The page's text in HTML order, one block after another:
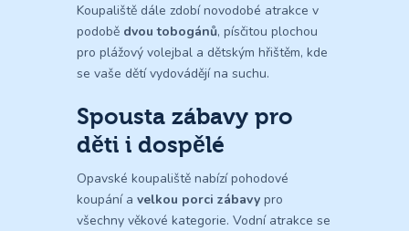
Koupaliště dále zdobí novodobé atrakce v
podobě dvou tobogánů, písčitou plochou
pro plážový volejbal a dětským hřištěm, kde
se vaše dětí vydovádějí na suchu.
Spousta zábavy pro
děti i dospělé
Opavské koupaliště nabízí pohodové
koupání a velkou porci zábavy pro
všechny věkové kategorie. Vodní atrakce se